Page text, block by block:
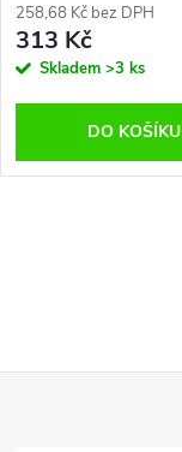
258,68 Kč bez DPH
313 Kč
Skladem >3 ks
DO KOŠÍKU